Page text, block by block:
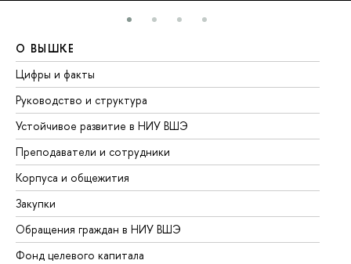
О ВЫШКЕ
Цифры и факты
Руководство и структура
Устойчивое развитие в НИУ ВШЭ
Преподаватели и сотрудники
Корпуса и общежития
Закупки
Обращения граждан в НИУ ВШЭ
Фонд целевого капитала